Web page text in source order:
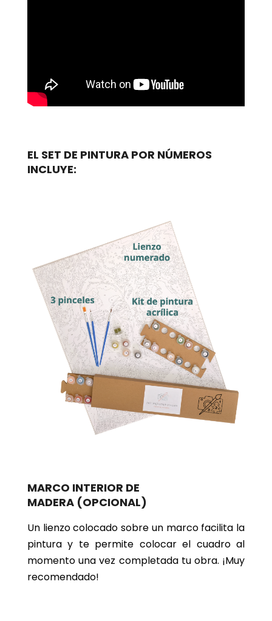
EL SET DE PINTURA POR NÚMEROS
INCLUYE:
MARCO INTERIOR DE
MADERA (OPCIONAL)
Un lienzo colocado sobre un marco facilita la
pintura y te permite colocar el cuadro al
momento una vez completada tu obra. ¡Muy
recomendado!